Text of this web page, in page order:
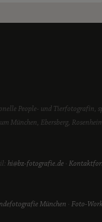
People- und Tierfotografin,
München, Ebersberg,
hi@bz-fotografie.de ·
München · Foto-